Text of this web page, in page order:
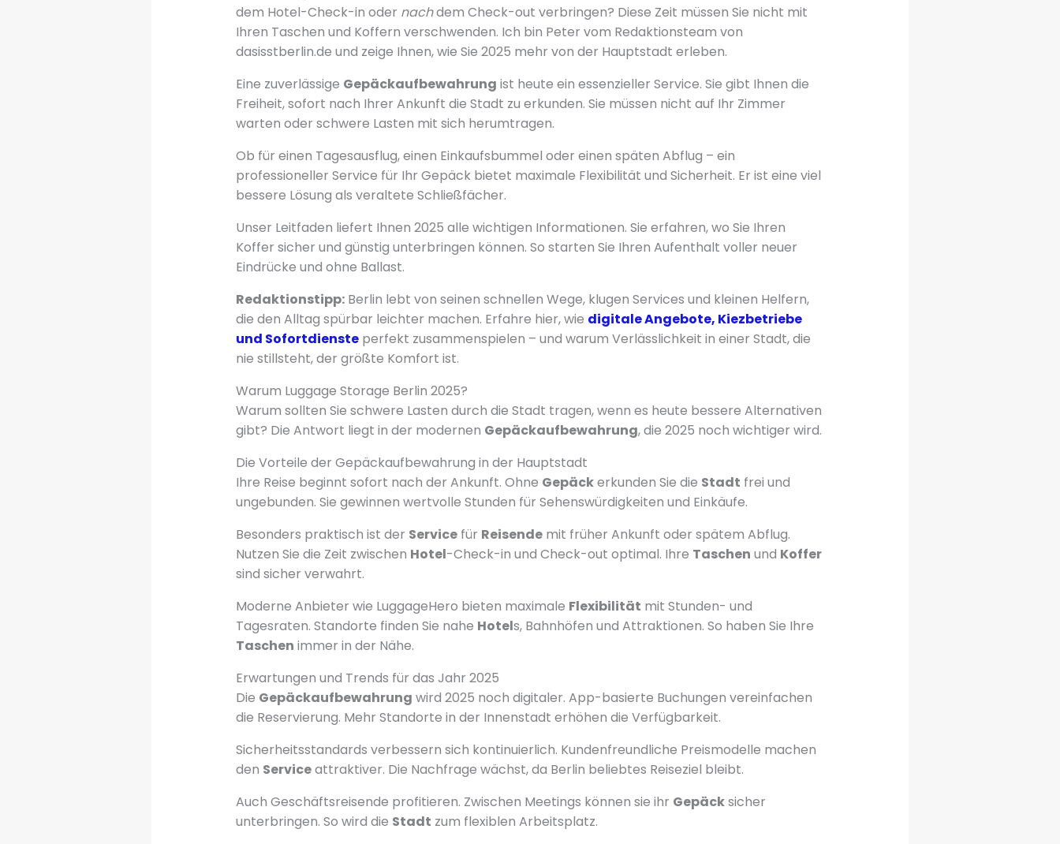
dem Hotel-Check-in oder nachdem Check-out verbringen? Diese Zeit müssen Sie nicht mit
Ihren Taschen und Koffern verschwenden. Ich bin Peter vom Redaktionsteam von
dasisstberlin.de und zeige Ihnen, wie Sie 2025 mehr von der Hauptstadt erleben.
Eine zuverlässige Gepäckaufbewahrung ist heute ein essenzieller Service. Sie gibt Ihnen die
Freiheit, sofort nach Ihrer Ankunft die Stadt zu erkunden. Sie müssen nicht auf Ihr Zimmer
warten oder schwere Lasten mit sich herumtragen.
Ob für einen Tagesausflug, einen Einkaufsbummel oder einen späten Abflug – ein
professioneller Service für Ihr Gepäck bietet maximale Flexibilität und Sicherheit. Er ist eine viel
bessere Lösung als veraltete Schließfächer.
Unser Leitfaden liefert Ihnen 2025 alle wichtigen Informationen. Sie erfahren, wo Sie Ihren
Koffer sicher und günstig unterbringen können. So starten Sie Ihren Aufenthalt voller neuer
Eindrücke und ohne Ballast.
Redaktionstipp:Berlin lebt von seinen schnellen Wege, klugen Services und kleinen Helfern,
die den Alltag spürbar leichter machen. Erfahre hier, wie digitale Angebote, Kiezbetriebe
und Sofortdiensteperfekt zusammenspielen – und warum Verlässlichkeit in einer Stadt, die
nie stillsteht, der größte Komfort ist.
Warum Luggage Storage Berlin 2025?
Warum sollten Sie schwere Lasten durch die Stadt tragen, wenn es heute bessere Alternativen
gibt? Die Antwort liegt in der modernen Gepäckaufbewahrung, die 2025 noch wichtiger wird.
Die Vorteile der Gepäckaufbewahrung in der Hauptstadt
Ihre Reise beginnt sofort nach der Ankunft. Ohne Gepäckerkunden Sie die Stadt frei und
ungebunden. Sie gewinnen wertvolle Stunden für Sehenswürdigkeiten und Einkäufe.
Besonders praktisch ist der Servicefür Reisendemit früher Ankunft oder spätem Abflug.
Nutzen Sie die Zeit zwischen Hotel-Check-in und Check-out optimal. Ihre Taschen und Koffer
sind sicher verwahrt.
Moderne Anbieter wie LuggageHero bieten maximale Flexibilität mit Stunden- und
Tagesraten. Standorte finden Sie nahe Hotels, Bahnhöfen und Attraktionen. So haben Sie Ihre
Taschen immer in der Nähe.
Erwartungen und Trends für das Jahr 2025
Die Gepäckaufbewahrung wird 2025 noch digitaler. App-basierte Buchungen vereinfachen
die Reservierung. Mehr Standorte in der Innenstadt erhöhen die Verfügbarkeit.
Sicherheitsstandards verbessern sich kontinuierlich. Kundenfreundliche Preismodelle machen
den Serviceattraktiver. Die Nachfrage wächst, da Berlin beliebtes Reiseziel bleibt.
Auch Geschäftsreisende profitieren. Zwischen Meetings können sie ihr Gepäcksicher
unterbringen. So wird die Stadt zum flexiblen Arbeitsplatz.